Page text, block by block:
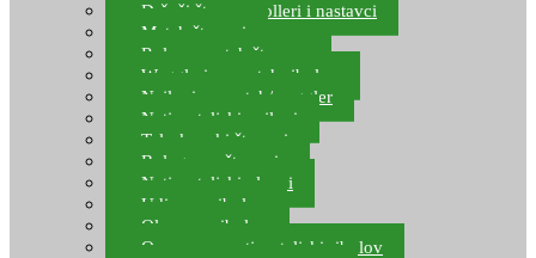
Držači štapova rolleri i nastavci
Match štapovi
Role za match štapove
Waggleri za match ribolov
Najloni za match/waggler
Natjecateljski najloni
Teleskopski štapovi
Bolognese štapovi
Natjecateljski plovci
Udice za ribolov
Olovo za ribolov
Oprema za natjecateljski ribolov